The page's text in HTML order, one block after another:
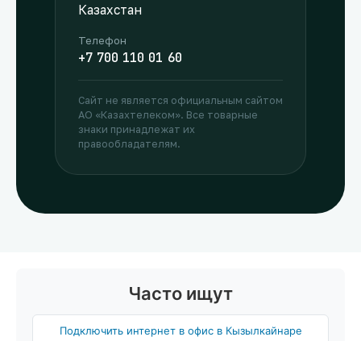
Казахстан
Телефон
+7 700 110 01 60
Сайт не является официальным сайтом
АО «Казахтелеком». Все товарные
знаки принадлежат их
правообладателям.
Часто ищут
Подключить интернет в офис в Кызылкайнаре